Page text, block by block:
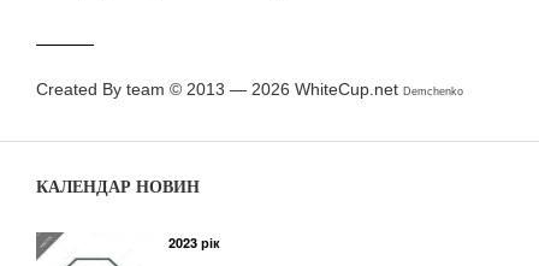
Created By team © 2013 — 2026 WhiteCup.net Demchenko
КАЛЕНДАР НОВИН
2023 рік